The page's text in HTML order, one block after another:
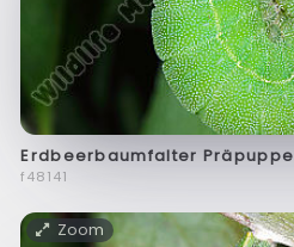
Erdbeerbaumfalter Präpuppe
f48141
Zoom